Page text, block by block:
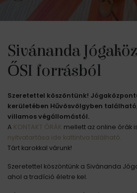
Sivánanda
ŐSI forrásból
Szeretettel köszöntünk!
kerületében Hűvösvölgyben
villamos végállomástól.
A KONTAKT ÓRÁK mellett az online órák
nyitvatartása ide kattintva található.
Tárt karokkal várunk!
Szeretettel köszöntünk a Sivánanda
ahol a tradíció életre kel.